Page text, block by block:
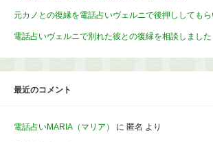
元カノとの復縁を電話占いヴェルニで後押ししても
電話占いヴェルニで別れた彼との復縁を相談しました
最近のコメント
電話占いMARIA（マリア） に 匿名 より